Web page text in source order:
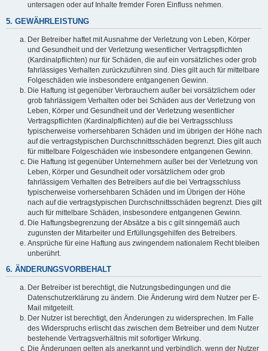
untersagen oder auf Inhalte fremder Foren Einfluss nehmen.
5. GEWÄHRLEISTUNG
Der Betreiber haftet mit Ausnahme der Verletzung von Leben, Körper
und Gesundheit und der Verletzung wesentlicher Vertragspflichten
(Kardinalpflichten) nur für Schäden, die auf ein vorsätzliches oder grob
fahrlässiges Verhalten zurückzuführen sind. Dies gilt auch für mittelbare
Folgeschäden wie insbesondere entgangenen Gewinn.
Die Haftung ist gegenüber Verbrauchern außer bei vorsätzlichem oder
grob fahrlässigem Verhalten oder bei Schäden aus der Verletzung von
Leben, Körper und Gesundheit und der Verletzung wesentlicher
Vertragspflichten (Kardinalpflichten) auf die bei Vertragsschluss
typischerweise vorhersehbaren Schäden und im übrigen der Höhe nach
auf die vertragstypischen Durchschnittsschäden begrenzt. Dies gilt auch
für mittelbare Folgeschäden wie insbesondere entgangenen Gewinn.
Die Haftung ist gegenüber Unternehmern außer bei der Verletzung von
Leben, Körper und Gesundheit oder vorsätzlichem oder grob
fahrlässigem Verhalten des Betreibers auf die bei Vertragsschluss
typischerweise vorhersehbaren Schäden und im Übrigen der Höhe
nach auf die vertragstypischen Durchschnittsschäden begrenzt. Dies gilt
auch für mittelbare Schäden, insbesondere entgangenen Gewinn.
Die Haftungsbegrenzung der Absätze a bis c gilt sinngemäß auch
zugunsten der Mitarbeiter und Erfüllungsgehilfen des Betreibers.
Ansprüche für eine Haftung aus zwingendem nationalem Recht bleiben
unberührt.
6. ÄNDERUNGSVORBEHALT
Der Betreiber ist berechtigt, die Nutzungsbedingungen und die
Datenschutzerklärung zu ändern. Die Änderung wird dem Nutzer per E-
Mail mitgeteilt.
Der Nutzer ist berechtigt, den Änderungen zu widersprechen. Im Falle
des Widerspruchs erlischt das zwischen dem Betreiber und dem Nutzer
bestehende Vertragsverhältnis mit sofortiger Wirkung.
Die Änderungen gelten als anerkannt und verbindlich, wenn der Nutzer